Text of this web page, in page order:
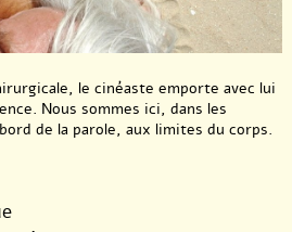
le cinéaste emporte avec lui
Nous sommes ici, dans les
de la parole, aux limites du corps.